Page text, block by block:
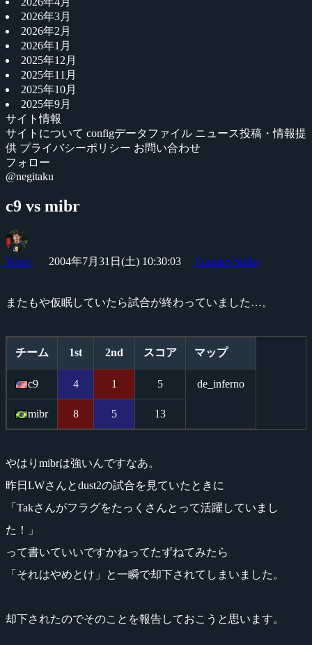
2026年3月
2026年2月
2026年1月
2025年12月
2025年11月
2025年10月
2025年9月
サイト情報
サイトについて configデータファイル ニュース投稿・情報提
供 プライバシーポリシー お問い合わせ
フォロー
@negitaku
c9 vs mibr
Yossy 2004年7月31日(土) 10:30:03 Counter-Strike
またもや仮眠していたら試合が終わっていました…。
チーム 1st 2nd スコア マップ
c9 4 1 5 de_inferno
mibr 8 5 13
やはりmibrは強いんですなあ。
昨日LWさんとdust2の試合を見ていたときに
「Takさんがフラグをたっくさんとって活躍していまし
た！」
って書いていいですかねってたずねてみたら
「それはやめとけ」と一瞬で却下されてしまいました。
却下されたのでそのことを報告しておこうと思います。